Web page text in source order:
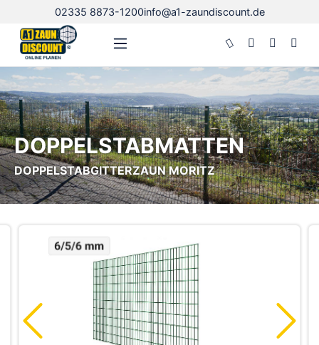
Zum Hauptinhalt springen
02335 8873-1200info@a1-zaundiscount.de
DOPPELSTABMATTEN
DOPPELSTABGITTERZAUN MORITZ